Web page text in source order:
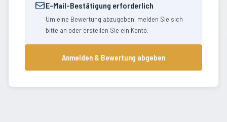
E-Mail-Bestätigung erforderlich
Um eine Bewertung abzugeben, melden Sie sich
bitte an oder erstellen Sie ein Konto.
Anmelden & Bewertung abgeben